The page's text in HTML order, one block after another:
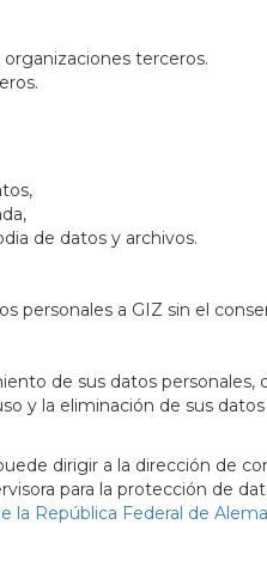
terceros.
de datos y archivos.
personales a GIZ sin el
de sus datos personales,
y la eliminación de sus
dirigir a la dirección de
para la protección de
la República Federal de